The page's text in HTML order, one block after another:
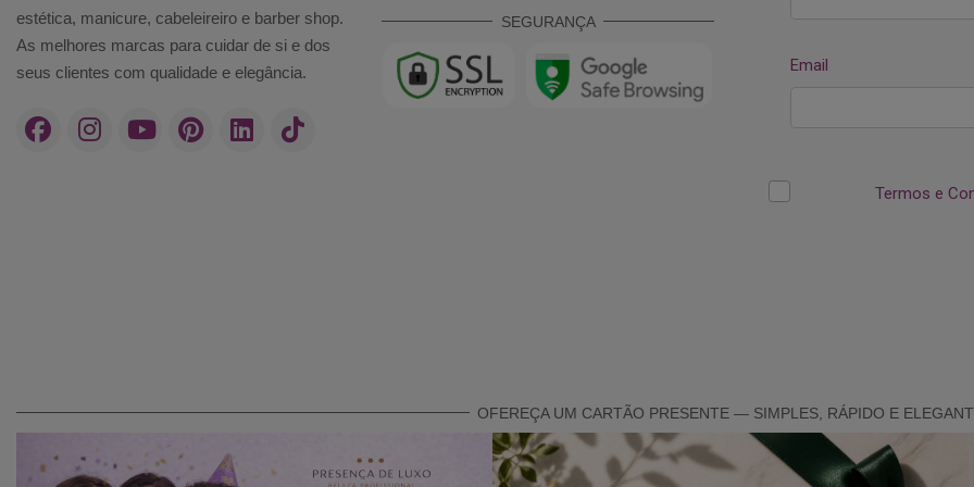
estética, manicure, cabeleireiro e barber shop.
As melhores marcas para cuidar de si e dos
seus clientes com qualidade e elegância.
SEGURANÇA
OFEREÇA UM CARTÃO PRESENTE — SIMPLES, RÁPIDO E